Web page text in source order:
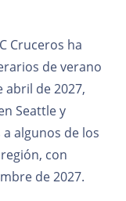
Cruceros ha
de verano
abril de 2027,
Seattle y
algunos de los
con
de 2027.